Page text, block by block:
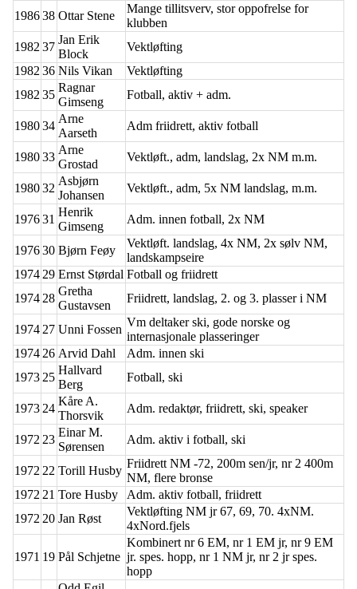
198638 Ottar Stene
Mange tillitsverv, stor oppofrelse for
klubben
1982 37
Jan Erik
Block
Vektløfting
1982 36 Nils Vikan
Vektløfting
1982 35
Ragnar
Gimseng
Fotball, aktiv + adm.
198034
Arne
Aarseth
Adm friidrett, aktiv fotball
198033
Arne
Grostad
Vektløft., adm, landslag, 2x NM m.m.
198032
Asbjørn
Johansen
Vektløft., adm, 5x NM landslag, m.m.
197631
Henrik
Gimseng
Adm. innen fotball, 2x NM
197630 Bjørn Feøy
Vektløft. landslag, 4x NM, 2x sølv NM,
landskampseire
1974 29 Ernst Størdal Fotball og friidrett
1974 28
Gretha
Gustavsen
Friidrett, landslag, 2. og 3. plasser i NM
1974 27 Unni Fossen
Vm deltaker ski, gode norske og
internasjonale plasseringer
1974 26 Arvid Dahl
Adm. innen ski
1973 25
Hallvard
Berg
Fotball, ski
1973 24
Kåre A.
Thorsvik
Adm. redaktør, friidrett, ski, speaker
1972 23
Einar M.
Sørensen
Adm. aktiv i fotball, ski
1972 22 Torill Husby
Friidrett NM -72, 200m sen/jr, nr 2 400m
NM, flere bronse
1972 21 Tore Husby
Adm. aktiv fotball, friidrett
1972 20 Jan Røst
Vektløfting NM jr 67, 69, 70. 4xNM.
4xNord.fjels
1971 19 Pål Schjetne
Kombinert nr 6 EM, nr 1 EM jr, nr 9 EM
jr. spes. hopp, nr 1 NM jr, nr 2 jr spes.
hopp